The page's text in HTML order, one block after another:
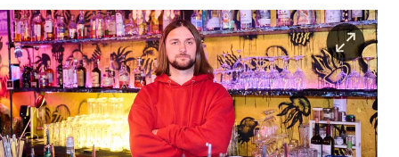
sport
berlin
nord